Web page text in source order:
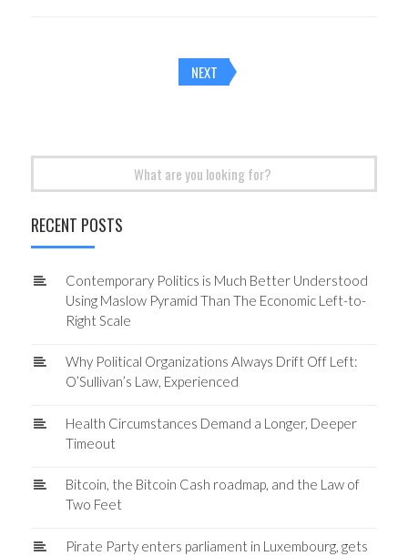
Posts
navigation
NEXT
RECENT POSTS
Contemporary Politics is Much Better Understood
Using Maslow Pyramid Than The Economic Left-to-
Right Scale
Why Political Organizations Always Drift Off Left:
O’Sullivan’s Law, Experienced
Health Circumstances Demand a Longer, Deeper
Timeout
Bitcoin, the Bitcoin Cash roadmap, and the Law of
Two Feet
Pirate Party enters parliament in Luxembourg, gets